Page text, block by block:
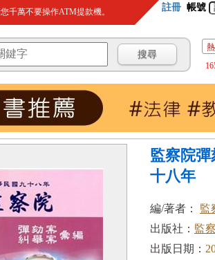
千萬不要操作ATM提款機。 註冊 帳號
監察院彈
十八年
編/著者： 監
出版社： 監
出版日期：